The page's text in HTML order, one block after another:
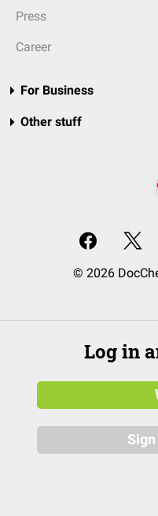
Press
Career
For Business
Other stuff
© 2026
Log in